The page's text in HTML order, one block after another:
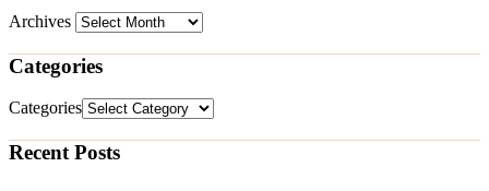
Archives
Categories
Categories
Recent Posts